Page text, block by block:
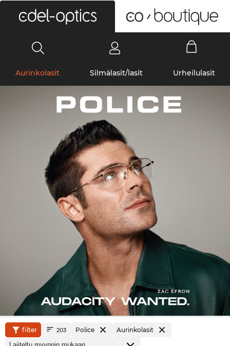
Aurinkolasit Silmälasit/lasit Urheilulasit
filter 203 Police Aurinkolasit